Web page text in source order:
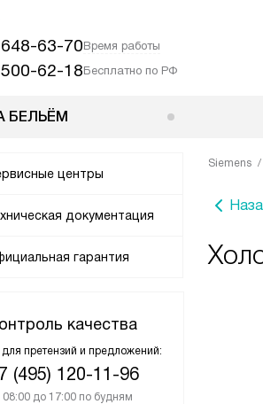
63-70Время работы
62-18Бесплатно по РФ
БЕЛЬЁМ
центры
документация
гарантия
качества
претензий и предложений:
(495) 120-11-96
08:00 до 17:00 по будням
Siemens